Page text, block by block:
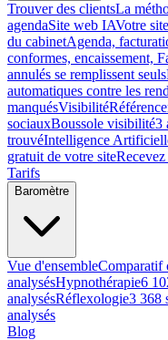
Trouver des clientsLa
agendaSite web IAVotre
du cabinetAgenda,
conformes, encaissement,
annulés se remplissent seuls
automatiques contre les
manquésVisibilité
sociauxBoussole visibilité3
trouvéIntelligence
gratuit de votre site
Tarifs
Baromètre
Vue d'ensembleComparatif
analysésHypnothérapie6
analysésRéflexologie3 368
analysés
Blog